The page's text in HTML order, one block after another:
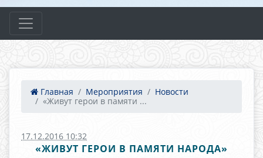
Главная Мероприятия
Новости
«Живут герои в памяти ...
17.12.2016 10:32
«ЖИВУТ ГЕРОИ В ПАМЯТИ НАРОДА»